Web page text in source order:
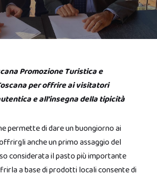
Promozione Turistica e
per offrire ai visitatori
e all’insegna della tipicità
permette di dare un buongiorno ai
anche un primo assaggio del
considerata il pasto più importante
a base di prodotti locali consente di